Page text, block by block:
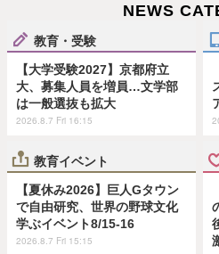
NEWS
教育・受験
【大学受験2027】京都府立
大、募集人員を増員…文学部
は一般選抜も拡大
2026.8.7 Fri 16:15
教育イベント
【夏休み2026】巨人Gタウン
で自由研究、世界の野球文化
学ぶイベント8/15-16
2026.8.7 Fri 15:15